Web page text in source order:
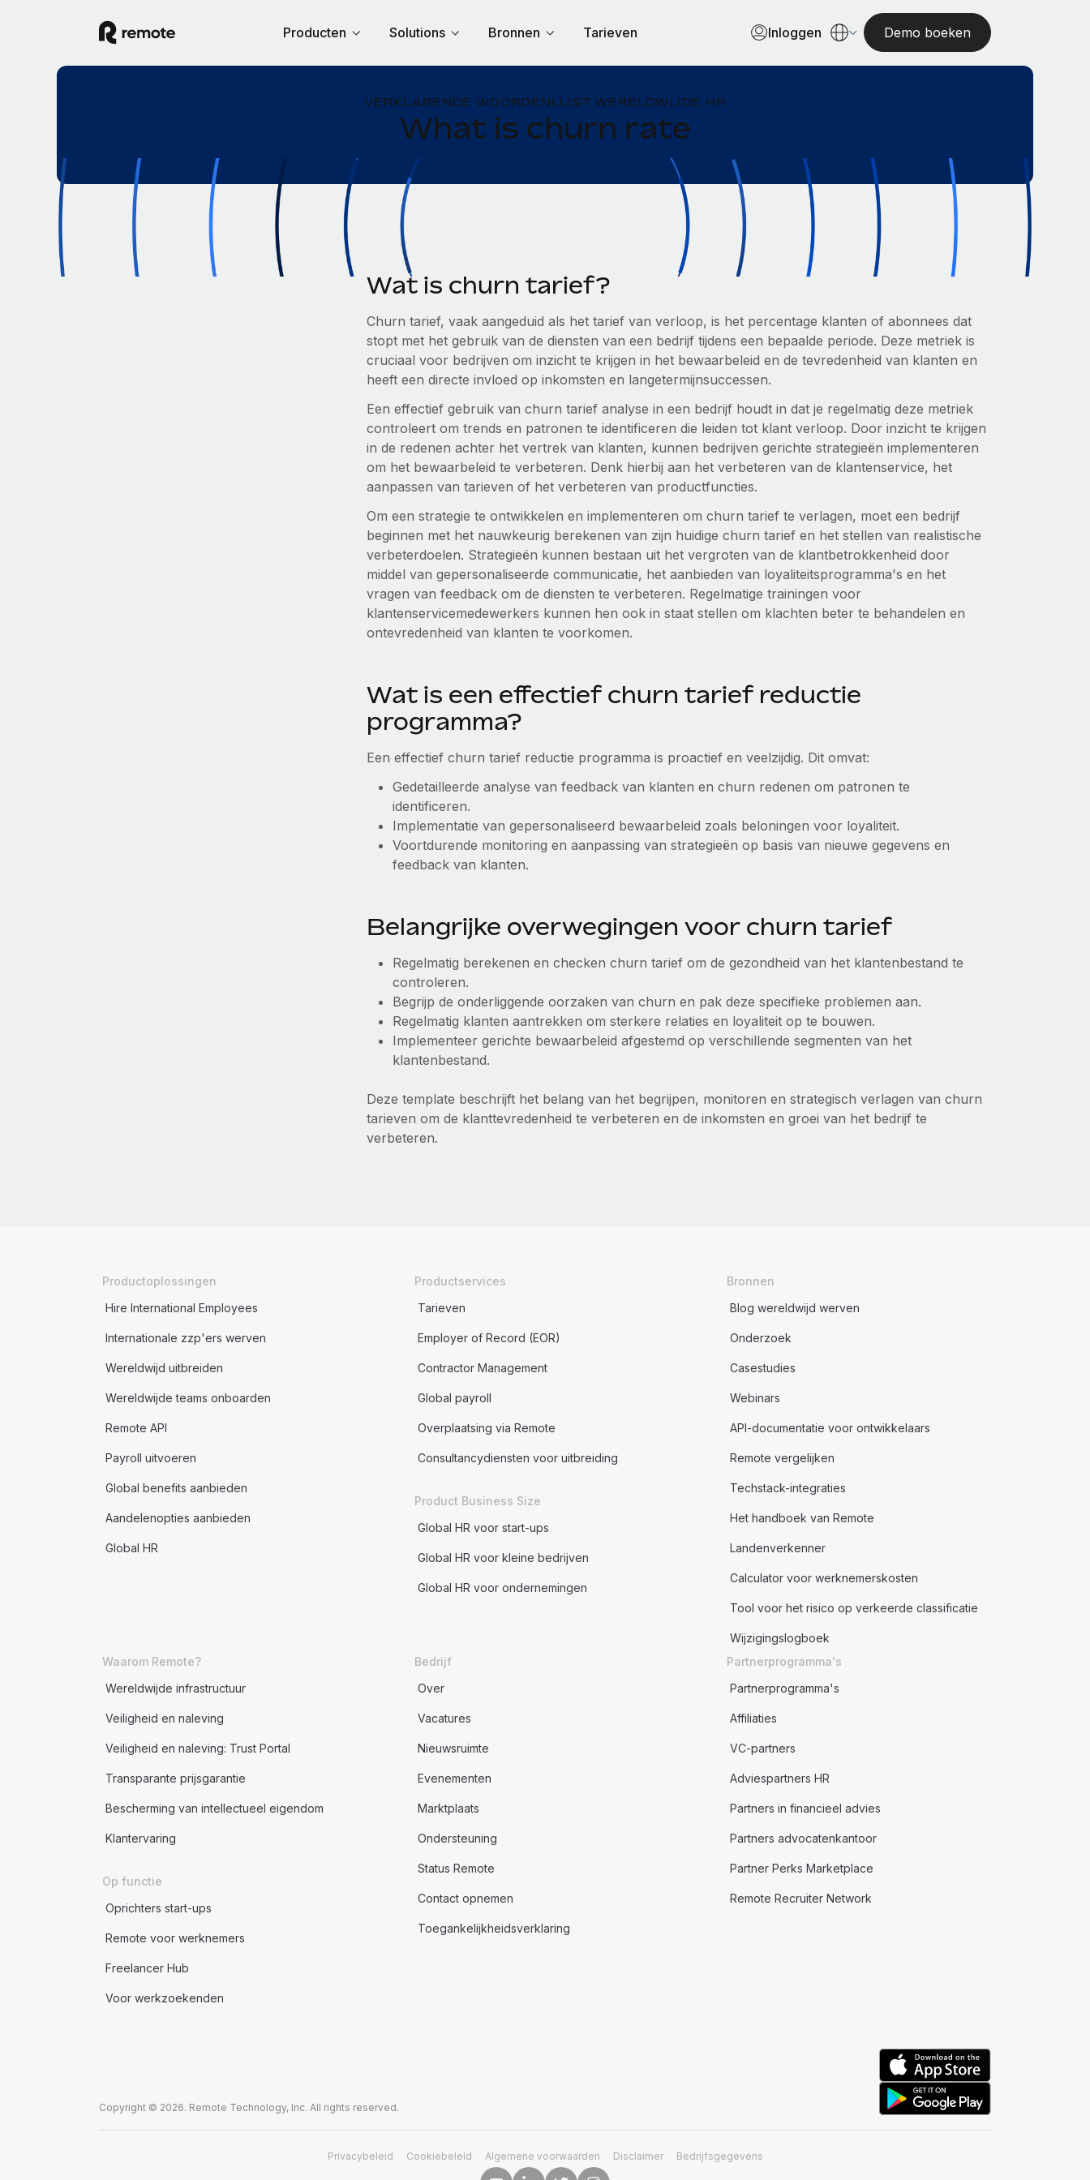
Producten Solutions Bronnen Tarieven Inloggen Demo boeken
VERKLARENDE WOORDENLIJST WERELDWIJDE HR
What is churn rate
Wat is churn tarief?
Churn tarief, vaak aangeduid als het tarief van verloop, is het percentage klanten of abonnees dat
stopt met het gebruik van de diensten van een bedrijf tijdens een bepaalde periode. Deze metriek is
cruciaal voor bedrijven om inzicht te krijgen in het bewaarbeleid en de tevredenheid van klanten en
heeft een directe invloed op inkomsten en langetermijnsuccessen.
Een effectief gebruik van churn tarief analyse in een bedrijf houdt in dat je regelmatig deze metriek
controleert om trends en patronen te identificeren die leiden tot klant verloop. Door inzicht te krijgen
in de redenen achter het vertrek van klanten, kunnen bedrijven gerichte strategieën implementeren
om het bewaarbeleid te verbeteren. Denk hierbij aan het verbeteren van de klantenservice, het
aanpassen van tarieven of het verbeteren van productfuncties.
Om een strategie te ontwikkelen en implementeren om churn tarief te verlagen, moet een bedrijf
beginnen met het nauwkeurig berekenen van zijn huidige churn tarief en het stellen van realistische
verbeterdoelen. Strategieën kunnen bestaan uit het vergroten van de klantbetrokkenheid door
middel van gepersonaliseerde communicatie, het aanbieden van loyaliteitsprogramma's en het
vragen van feedback om de diensten te verbeteren. Regelmatige trainingen voor
klantenservicemedewerkers kunnen hen ook in staat stellen om klachten beter te behandelen en
ontevredenheid van klanten te voorkomen.
Wat is een effectief churn tarief reductie
programma?
Een effectief churn tarief reductie programma is proactief en veelzijdig. Dit omvat:
Gedetailleerde analyse van feedback van klanten en churn redenen om patronen te
identificeren.
Implementatie van gepersonaliseerd bewaarbeleid zoals beloningen voor loyaliteit.
Voortdurende monitoring en aanpassing van strategieën op basis van nieuwe gegevens en
feedback van klanten.
Belangrijke overwegingen voor churn tarief
Regelmatig berekenen en checken churn tarief om de gezondheid van het klantenbestand te
controleren.
Begrijp de onderliggende oorzaken van churn en pak deze specifieke problemen aan.
Regelmatig klanten aantrekken om sterkere relaties en loyaliteit op te bouwen.
Implementeer gerichte bewaarbeleid afgestemd op verschillende segmenten van het
klantenbestand.
Deze template beschrijft het belang van het begrijpen, monitoren en strategisch verlagen van churn
tarieven om de klanttevredenheid te verbeteren en de inkomsten en groei van het bedrijf te
verbeteren.
Productoplossingen
Hire International Employees
Internationale zzp'ers werven
Wereldwijd uitbreiden
Wereldwijde teams onboarden
Remote API
Payroll uitvoeren
Global benefits aanbieden
Aandelenopties aanbieden
Global HR
Productservices
Tarieven
Employer of Record (EOR)
Contractor Management
Global payroll
Overplaatsing via Remote
Consultancydiensten voor uitbreiding
Product Business Size
Global HR voor start-ups
Global HR voor kleine bedrijven
Global HR voor ondernemingen
Bronnen
Blog wereldwijd werven
Onderzoek
Casestudies
Webinars
API-documentatie voor ontwikkelaars
Remote vergelijken
Techstack-integraties
Het handboek van Remote
Landenverkenner
Calculator voor werknemerskosten
Tool voor het risico op verkeerde classificatie
Wijzigingslogboek
Waarom Remote?
Wereldwijde infrastructuur
Veiligheid en naleving
Veiligheid en naleving: Trust Portal
Transparante prijsgarantie
Bescherming van intellectueel eigendom
Klantervaring
Op functie
Oprichters start-ups
Remote voor werknemers
Freelancer Hub
Voor werkzoekenden
Bedrijf
Over
Vacatures
Nieuwsruimte
Evenementen
Marktplaats
Ondersteuning
Status Remote
Contact opnemen
Toegankelijkheidsverklaring
Partnerprogramma's
Partnerprogramma's
Affiliaties
VC-partners
Adviespartners HR
Partners in financieel advies
Partners advocatenkantoor
Partner Perks Marketplace
Remote Recruiter Network
Copyright © 2026. Remote Technology, Inc. All rights reserved.
Privacybeleid Cookiebeleid Algemene voorwaarden Disclaimer Bedrijfsgegevens